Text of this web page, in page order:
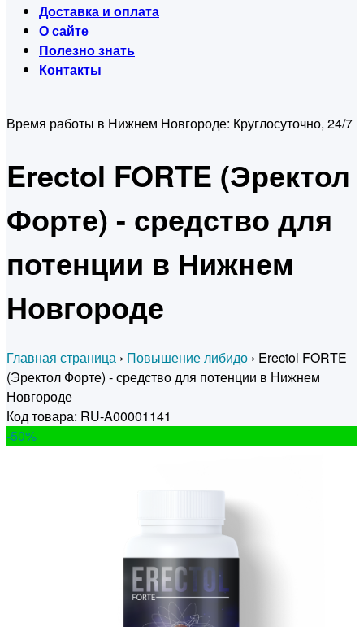
Доставка и оплата
О сайте
Полезно знать
Контакты
Время работы в Нижнем Новгороде: Круглосуточно, 24/7
Erectol FORTE (Эректол
Форте) - средство для
потенции в Нижнем
Новгороде
Главная страница › Повышение либидо › Erectol FORTE
(Эректол Форте) - средство для потенции в Нижнем
Новгороде
Код товара: RU-A00001141
-50%